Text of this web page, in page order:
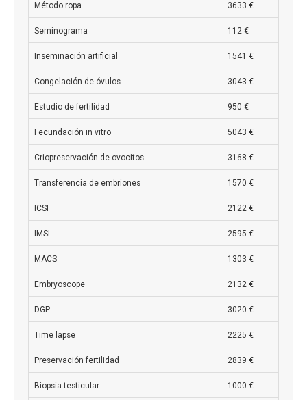
Método ropa 3633 €
Seminograma 112 €
Inseminación artificial 1541 €
Congelación de óvulos 3043 €
Estudio de fertilidad 950 €
Fecundación in vitro 5043 €
Criopreservación de ovocitos 3168 €
Transferencia de embriones 1570 €
ICSI 2122 €
IMSI 2595 €
MACS 1303 €
Embryoscope 2132 €
DGP 3020 €
Time lapse 2225 €
Preservación fertilidad 2839 €
Biopsia testicular 1000 €